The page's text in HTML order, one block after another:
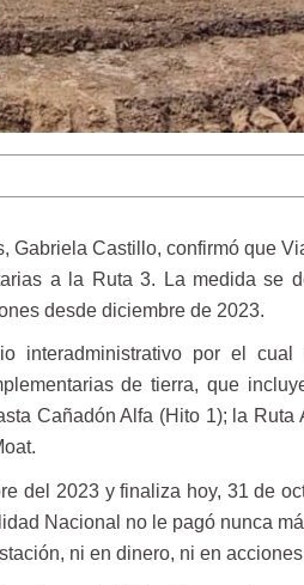
Gabriela Castillo, confirmó que
a la Ruta 3. La medida se
desde diciembre de 2023.
interadministrativo por el cual
de tierra, que
Cañadón Alfa (Hito 1); la Ruta
del 2023 y finaliza hoy, 31 de
Nacional no le pagó nunca
ni en dinero, ni en